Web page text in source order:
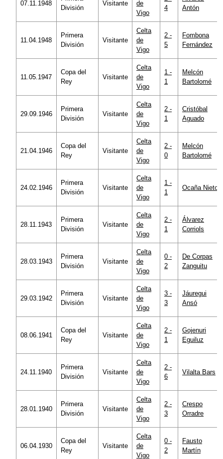
07.11.1948
División
Visitante
de
Vigo
4
Antón
11.04.1948
Primera
División
Visitante
Celta
de
Vigo
2 -
5
Fombona
Fernández
11.05.1947
Copa del
Rey
Visitante
Celta
de
Vigo
1 -
1
Melcón
Bartolomé
29.09.1946
Primera
División
Visitante
Celta
de
Vigo
2 -
1
Cristóbal
Aguado
21.04.1946
Copa del
Rey
Visitante
Celta
de
Vigo
2 -
0
Melcón
Bartolomé
24.02.1946
Primera
División
Visitante
Celta
de
Vigo
1 -
1
Ocaña Nieto
28.11.1943
Primera
División
Visitante
Celta
de
Vigo
2 -
1
Álvarez
Corriols
28.03.1943
Primera
División
Visitante
Celta
de
Vigo
0 -
2
De Corpas
Zanguitu
29.03.1942
Primera
División
Visitante
Celta
de
Vigo
3 -
3
Jáuregui
Ansó
08.06.1941
Copa del
Rey
Visitante
Celta
de
Vigo
2 -
1
Gojenuri
Eguiluz
24.11.1940
Primera
División
Visitante
Celta
de
Vigo
2 -
6
Vilalta Bars
28.01.1940
Primera
División
Visitante
Celta
de
Vigo
2 -
3
Crespo
Orradre
06.04.1930
Copa del
Rey
Visitante
Celta
de
Vigo
0 -
2
Fausto
Martín